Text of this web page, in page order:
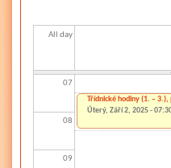
All day
07
08
09
Třídnické hodiny (1. –
Úterý, Září 2, 2025 -